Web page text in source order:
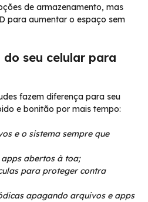
de armazenamento, mas
para aumentar o espaço sem
seu celular para
fazem diferença para seu
e bonitão por mais tempo:
e o sistema sempre que
abertos à toa;
para proteger contra
apagando arquivos e apps